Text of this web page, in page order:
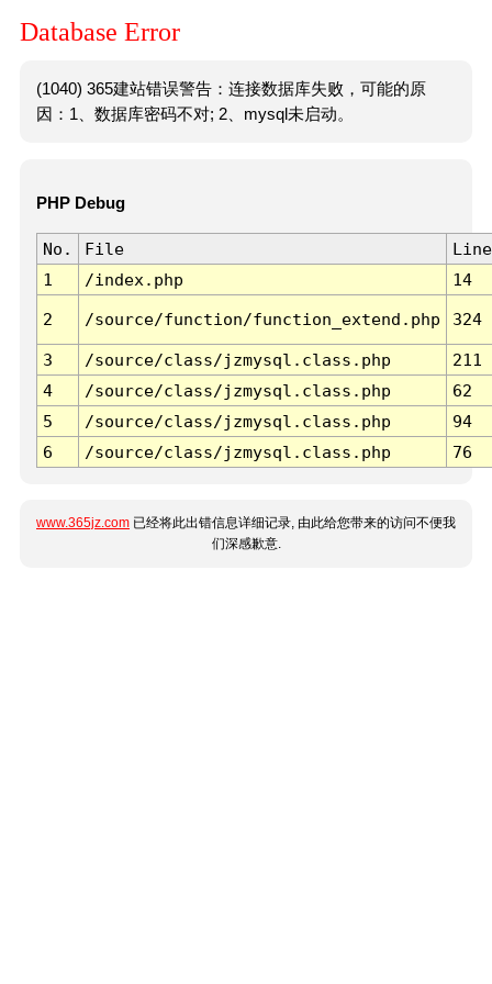
Database Error
(1040) 365建站错误警告：连接数据库失败，可能的原
因：1、数据库密码不对; 2、mysql未启动。
PHP Debug
No. File
Line
1
/index.php 14
2 /source/function/function_extend.php 324
3 /source/class/jzmysql.class.php
211
4
/source/class/jzmysql.class.php
62
5
/source/class/jzmysql.class.php
94
6
/source/class/jzmysql.class.php 76
www.365jz.com 已经将此出错信息详细记录, 由此给您带来的访问不便我
们深感歉意.